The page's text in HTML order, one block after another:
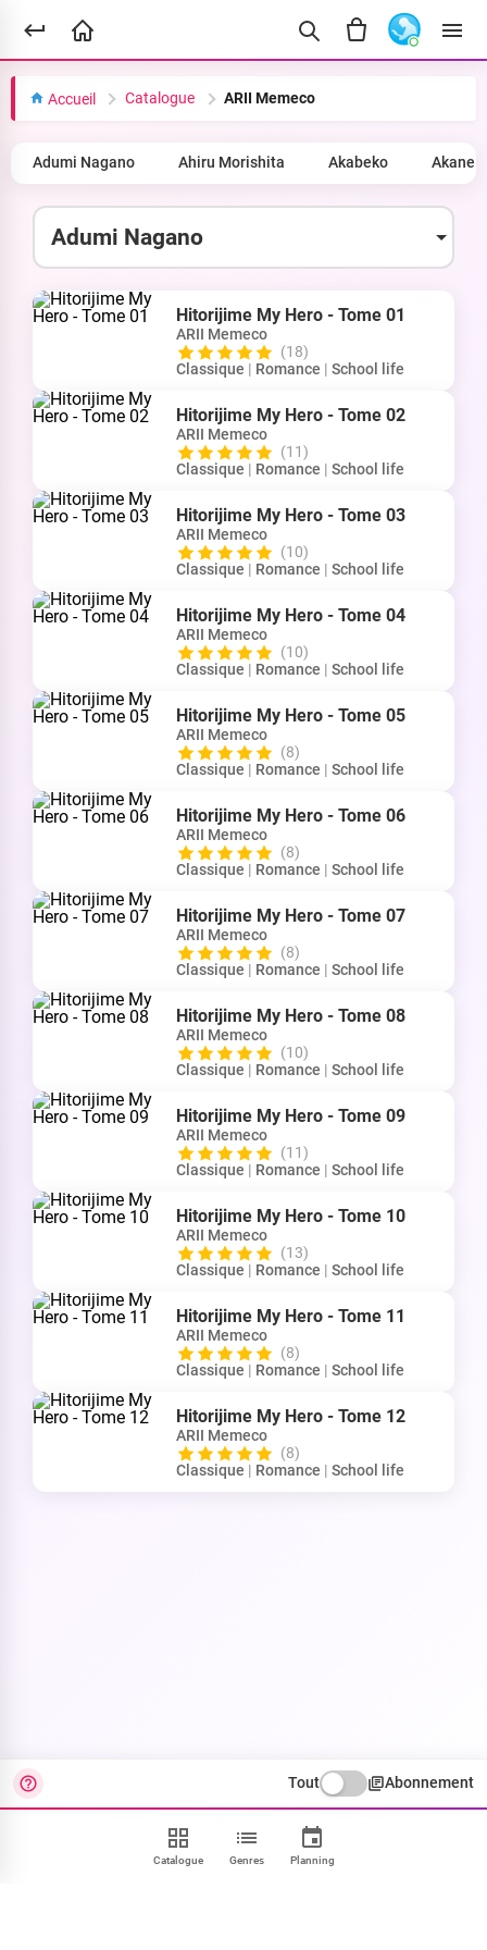
Accueil Catalogue ARII Memeco
Adumi Nagano Ahiru Morishita Akabeko Akane
Hitorijime My Hero - Tome 01
ARII Memeco
(18)
Classique | Romance | School life
Hitorijime My Hero - Tome 02
ARII Memeco
(11)
Classique | Romance | School life
Hitorijime My Hero - Tome 03
ARII Memeco
(10)
Classique | Romance | School life
Hitorijime My Hero - Tome 04
ARII Memeco
(10)
Classique | Romance | School life
Hitorijime My Hero - Tome 05
ARII Memeco
(8)
Classique | Romance | School life
Hitorijime My Hero - Tome 06
ARII Memeco
(8)
Classique | Romance | School life
Hitorijime My Hero - Tome 07
ARII Memeco
(8)
Classique | Romance | School life
Hitorijime My Hero - Tome 08
ARII Memeco
(10)
Classique | Romance | School life
Hitorijime My Hero - Tome 09
ARII Memeco
(11)
Classique | Romance | School life
Hitorijime My Hero - Tome 10
ARII Memeco
(13)
Classique | Romance | School life
Hitorijime My Hero - Tome 11
ARII Memeco
(8)
Classique | Romance | School life
Hitorijime My Hero - Tome 12
ARII Memeco
(8)
Classique | Romance | School life
Catalogue Genres Planning
Tout Abonnement